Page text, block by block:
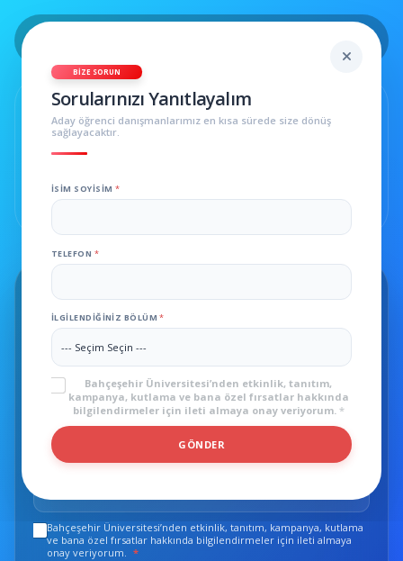
BIZE SORUN
Sorularınızı Yanıtlayalım
Aday öğrenci danışmanlarımız en kısa sürede size dönüş
sağlayacaktır.
İSIM SOYISIM *
TELEFON *
İLGILENDIĞINIZ BÖLÜM*
KVKK *Bahçeşehir Üniversitesi’nden etkinlik, tanıtım,
kampanya, kutlama ve bana özel fırsatlar hakkında
bilgilendirmeler için ileti almaya onay veriyorum. *
V
GÖNDER
BAU
SeniArayalım ADAY 2026
İSIM SOYISIM *
TELEFON *
İLGILENDIĞINIZ BÖLÜM
KVKK *
Bahçeşehir Üniversitesi’nden etkinlik, tanıtım, kampanya, kutlama
ve bana özel fırsatlar hakkında bilgilendirmeler için ileti almaya
onay veriyorum. *